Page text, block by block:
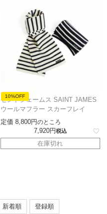
10%OFF
セントジェームス SAINT JAMES
ウールマフラー スカーフレイ
定価 8,800 のところ
7,920 税込
在庫切れ
新着順
登録順